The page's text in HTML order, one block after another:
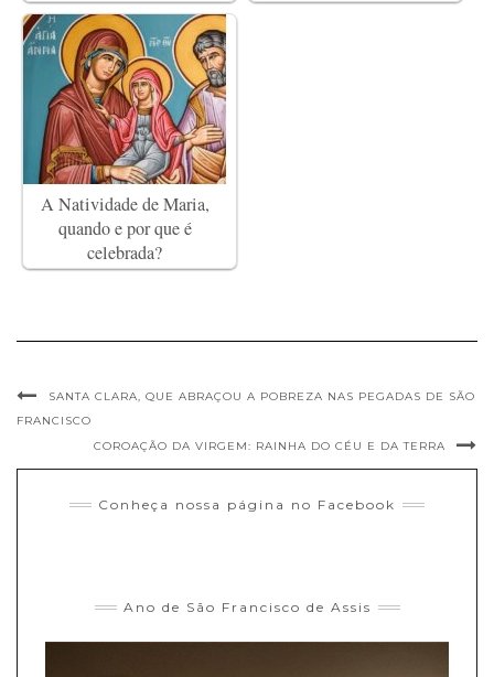
A Natividade de Maria,
quando e por que é
celebrada?
SANTA CLARA, QUE ABRAÇOU A POBREZA NAS PEGADAS DE SÃO
FRANCISCO
COROAÇÃO DA VIRGEM: RAINHA DO CÉU E DA TERRA
Conheça nossa página no Facebook
Ano de São Francisco de Assis